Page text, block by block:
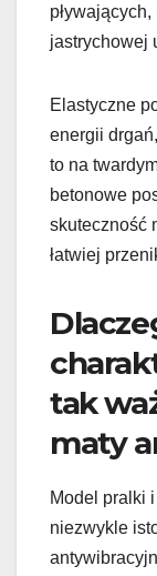
jastrychowej
Elastyczne
energii
to na
betonowe
skuteczność
łatwiej
tak
maty
Model pralki
niezwykle